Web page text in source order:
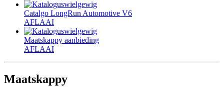
Catalgo LongRun Automotive V6
AFLAAI
Maatskappy aanbieding
AFLAAI
Maatskappy